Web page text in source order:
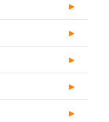
►
►
►
►
►